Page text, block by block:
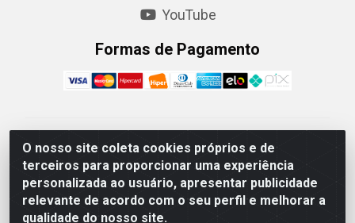
O nosso site coleta cookies próprios e de
terceiros para proporcionar uma experiência
personalizada ao usuário, apresentar publicidade
relevante de acordo com o seu perfil e melhorar a
qualidade do nosso site.
YouTube
Formas de Pagamento
Camaquã Distribuidora Ltda - Avenida Conego Luiz W
Hanquet, 1001 - Parque Residencial do Arroio Duro,
Camaquã/RS - CEP 96.789-102 - CNPJ
07.061.124/0001-26